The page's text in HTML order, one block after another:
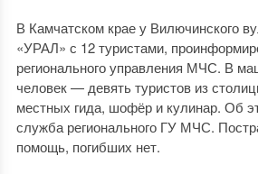
В Камчатском крае у Вилючинского
«УРАЛ» с 12 туристами,
регионального управления МЧС. В
человек — девять туристов из
местных гида, шофёр и кулинар. Об
служба регионального ГУ МЧС.
помощь, погибших нет.